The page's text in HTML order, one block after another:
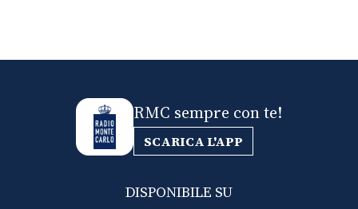
RMC sempre con te!
SCARICA L'APP
DISPONIBILE SU